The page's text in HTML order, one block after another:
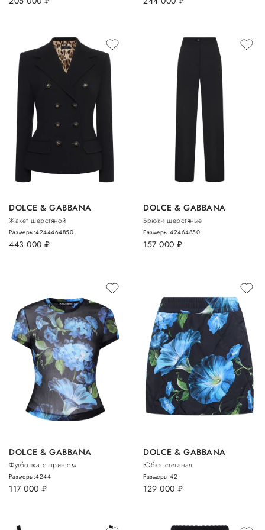
DOLCE & GABBANA
Жакет шерстяной
443 000 руб.
Размеры:4244464850
DOLCE & GABBANA
Брюки шерстяные
157 000 руб.
Размеры:42464850
DOLCE & GABBANA
Футболка с принтом
117 000 руб.
Размеры:4244
DOLCE & GABBANA
Юбка стеганая
129 000 руб.
Размеры:42